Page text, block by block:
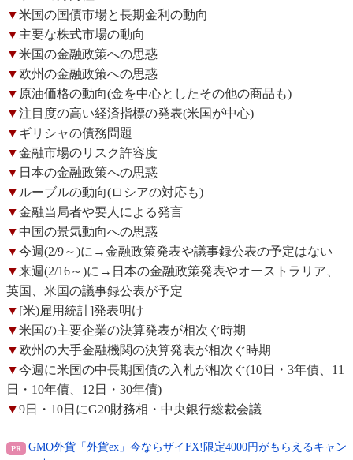
▼米国の国債市場と長期金利の動向
▼ 主要な株式市場の動向
▼米国の金融政策への思惑
▼ 欧州の金融政策への思惑
▼ 原油価格の動向(金を中心としたその他の商品も)
▼注目度の高い経済指標の発表(米国が中心)
▼ ギリシャの債務問題
▼金融市場のリスク許容度
▼ 日本の金融政策への思惑
▼ ルーブルの動向(ロシアの対応も)
▼金融当局者や要人による発言
▼ 中国の景気動向への思惑
▼今週(2/9～)に→金融政策発表や議事録公表の予定はない
▼来週(2/16～)に→日本の金融政策発表やオーストラリア、
英国、米国の議事録公表が予定
▼ [米)雇用統計]発表明け
▼米国の主要企業の決算発表が相次ぐ時期
▼ 欧州の大手金融機関の決算発表が相次ぐ時期
▼今週に米国の中長期国債の入札が相次ぐ(10日・3年債、11
日・10年債、12日・30年債)
▼9日・10日にG20財務相・中央銀行総裁会議
GMO外貨「外貨ex」今ならザイFX!限定4000円がもらえるキャン